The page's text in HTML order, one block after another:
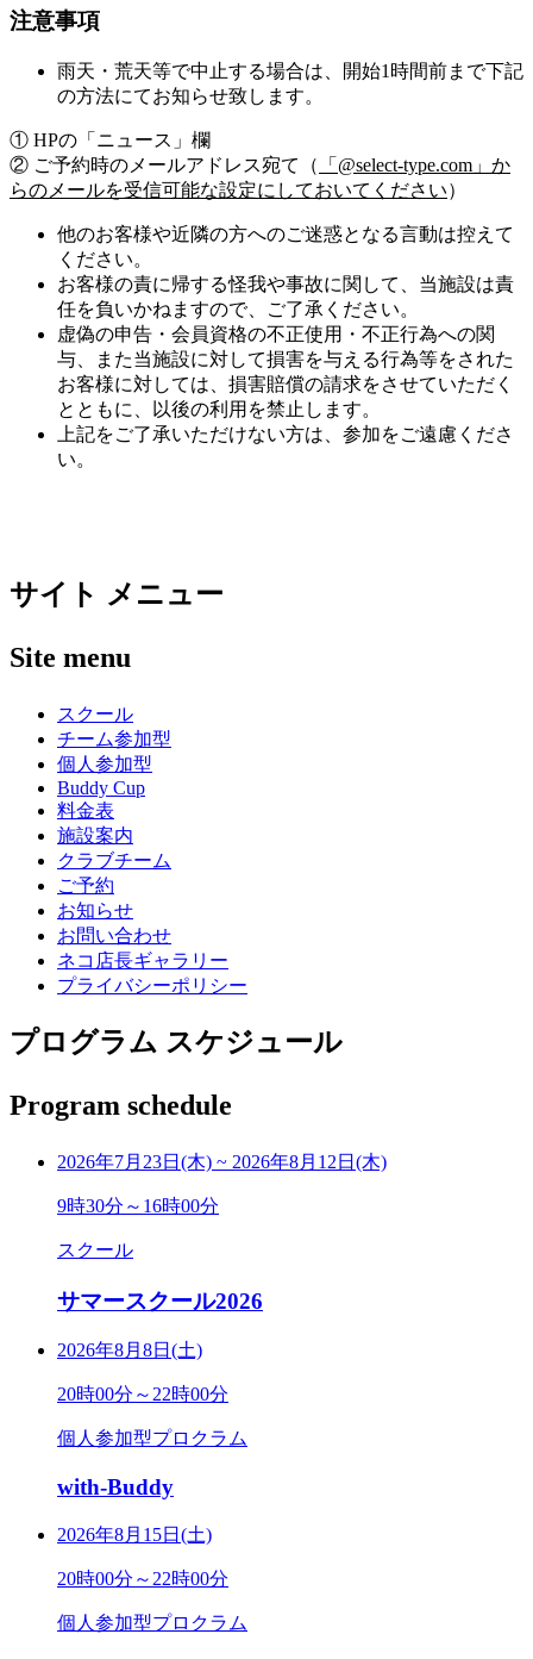
注意事項
雨天・荒天等で中止する場合は、開始1時間前まで下記
の方法にてお知らせ致します。
① HPの「ニュース」欄
② ご予約時のメールアドレス宛て（
「@select-type.com」か
らのメールを受信可能な設定にしておいてください）
他のお客様や近隣の方へのご迷惑となる言動は控えて
ください。
お客様の責に帰する怪我や事故に関して、当施設は責
任を負いかねますので、ご了承ください。
虚偽の申告・会員資格の不正使用・不正行為への関
与、また当施設に対して損害を与える行為等をされた
お客様に対しては、損害賠償の請求をさせていただく
とともに、以後の利用を禁止します。
上記をご了承いただけない方は、参加をご遠慮くださ
い。
サイト メニュー
Site menu
スクール
チーム参加型
個人参加型
Buddy Cup
料金表
施設案内
クラブチーム
ご予約
お知らせ
お問い合わせ
ネコ店長ギャラリー
プライバシーポリシー
プログラム スケジュール
Program schedule
2026年7月23日(木) ~ 2026年8月12日(木)
9時30分～16時00分
スクール
サマースクール2026
2026年8月8日(土)
20時00分～22時00分
個人参加型プロクラム
with-Buddy
2026年8月15日(土)
20時00分～22時00分
個人参加型プロクラム